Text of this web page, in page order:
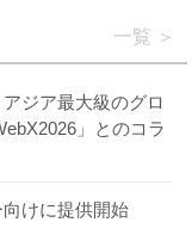
一覧
ジア最大級のグロ
」とのコラ
けに提供開始